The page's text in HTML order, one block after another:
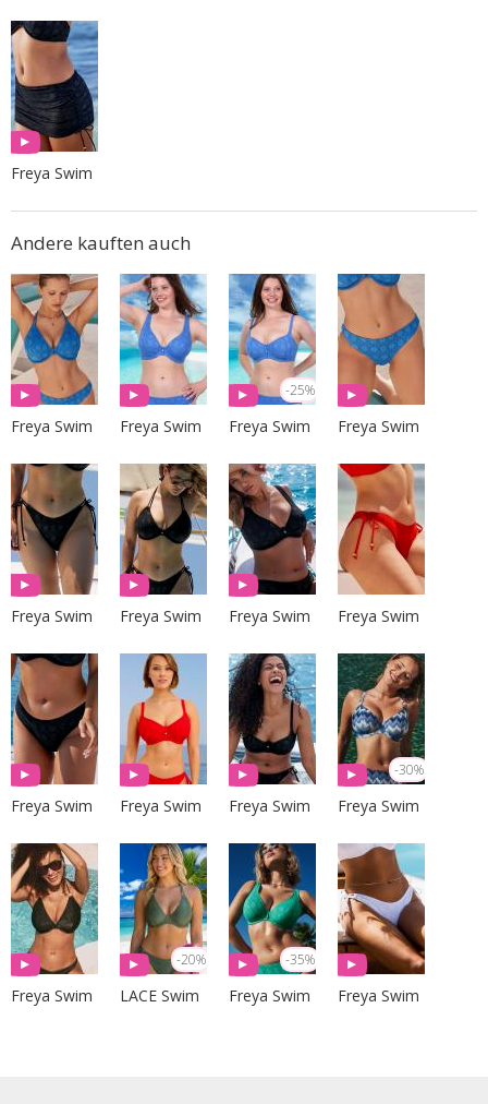
Freya Swim
Andere kauften auch
Freya Swim Freya Swim
-25%
Freya Swim Freya Swim
Freya Swim Freya Swim Freya Swim Freya Swim
Freya Swim Freya Swim Freya Swim
-30%
Freya Swim
Freya Swim
-20%
LACE Swim
-35%
Freya Swim Freya Swim